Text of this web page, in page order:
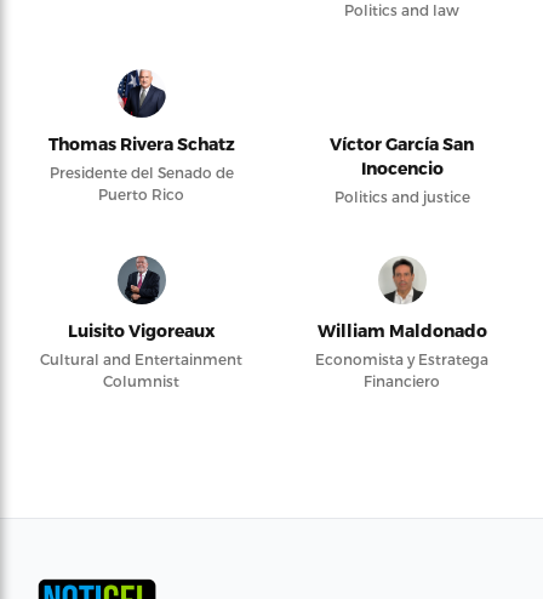
Politics and law
Thomas Rivera Schatz
Presidente del Senado de
Puerto Rico
Víctor García San
Inocencio
Politics and justice
Luisito Vigoreaux
Cultural and Entertainment
Columnist
William Maldonado
Economista y Estratega
Financiero